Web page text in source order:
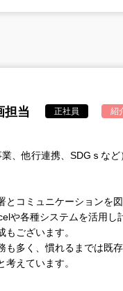
担当 正社員 紹
、他行連携、SDGｓなど
とコミュニケーションを
や各種システムを活用
ございます。
も多く、慣れるまでは既
えています。